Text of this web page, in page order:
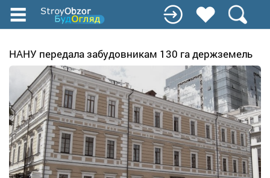
Перейти
до
вмісту
НАНУ передала забудовникам 130 га держземель